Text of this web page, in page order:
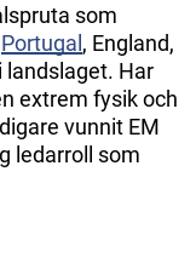
som
Portugal , England,
landslaget. Har
extrem fysik och
vunnit EM
ledarroll som